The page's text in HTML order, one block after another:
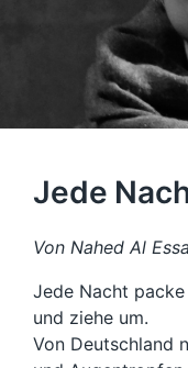
Jede
Von Nahed Al Essa
Jede Nacht
und ziehe um.
Von Deutschland